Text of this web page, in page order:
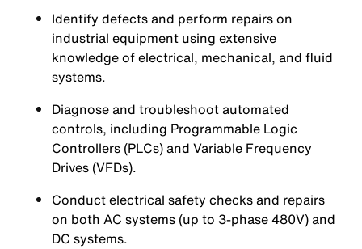
Identify defects and perform repairs on
industrial equipment using extensive
knowledge of electrical, mechanical, and fluid
systems.
Diagnose and troubleshoot automated
controls, including Programmable Logic
Controllers (PLCs) and Variable Frequency
Drives (VFDs).
Conduct electrical safety checks and repairs
on both AC systems (up to 3-phase 480V) and
DC systems.